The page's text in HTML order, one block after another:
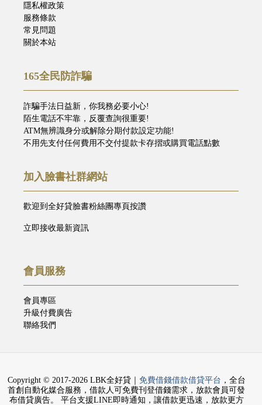
隱私權政策
服務條款
常見問題
關於本站
165全民防詐騙
詐騙手法日益新，你我務必要小心!
陌生電話不牢靠，反覆查詢很重要!
ATM無辨識身分或解除分期付款設定功能!
不用先支付任何費用不交付提款卡存摺或購買電話點數
加入臉書社群網站
歡迎到全好貸臉書粉絲團專頁按讚
立即接收最新資訊
會員服務
會員專區
升級付費廣告
聯絡我們
Copyright © 2017-2026 LBK全好貸｜ 免費借錢借款借貸平台 ，全台
首創自動化媒合服務，借款人可免費刊登借錢需求，放款會員可發
布借貸廣告。 平台支援LINE即時通知，讓借款更迅速，放款更方